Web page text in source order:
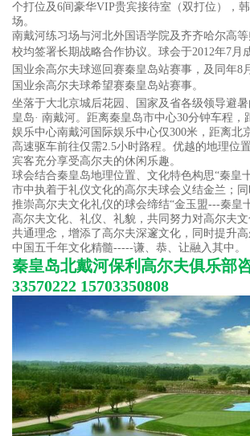
个打位及6间豪华VIP贵宾接待室（双打位），
场。
南戴河练习场与河北外国语学院及齐齐哈尔高
校均签署长期战略合作协议。球会于2012年7月
国业余高尔夫球巡回赛秦皇岛站赛事，及同年8
国业余高尔夫球希望赛秦皇岛站赛事。
坐落于大北京城后花园、国家及省各级领导避
皇岛· 南戴河。距离秦皇岛市中心30分钟车程，
娱乐中心南戴河国际娱乐中心仅300米，距离北
高速驱车前往仅需2.5小时路程。优越的地理位
宾客充分享受高尔夫的休闲乐趣。
球会结合秦皇岛地理位置、文化特色构思“秦皇
市中执着于礼仪文化的高尔夫球会义结金兰；
推崇高尔夫文化礼仪的球会缔结“金玉盟---秦皇
高尔夫文化、礼仪、礼貌，共同努力对高尔夫
共通理念，增添了高尔夫深邃文化，同时提升
中国五千年文化精髓-----谦、恭、让融入其中。
秦皇岛北戴河保利高尔夫俱乐部
33570222 15703350808